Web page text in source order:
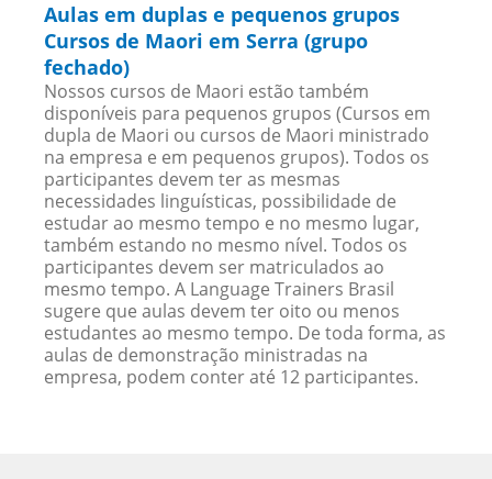
Aulas em duplas e pequenos grupos
Cursos de Maori em Serra (grupo
fechado)
Nossos cursos de Maori estão também
disponíveis para pequenos grupos (Cursos em
dupla de Maori ou cursos de Maori ministrado
na empresa e em pequenos grupos). Todos os
participantes devem ter as mesmas
necessidades linguísticas, possibilidade de
estudar ao mesmo tempo e no mesmo lugar,
também estando no mesmo nível. Todos os
participantes devem ser matriculados ao
mesmo tempo. A Language Trainers Brasil
sugere que aulas devem ter oito ou menos
estudantes ao mesmo tempo. De toda forma, as
aulas de demonstração ministradas na
empresa, podem conter até 12 participantes.